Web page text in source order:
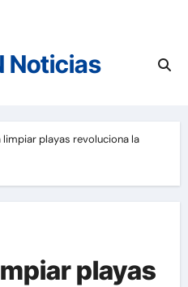
Noticias
limpiar playas revoluciona la
playas